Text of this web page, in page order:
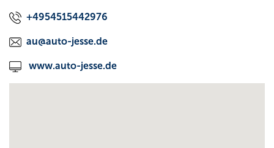
+4954515442976
au@auto-jesse.de
www.auto-jesse.de